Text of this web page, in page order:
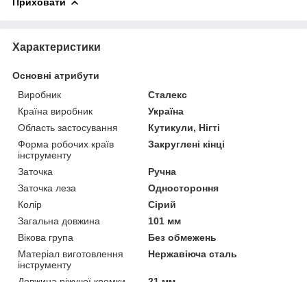
Характеристики
Основні атрибути
Виробник
Сталекс
Країна виробник
Україна
Область застосування
Кутикули, Нігті
Форма робочих країв
інструменту
Закруглені кінці
Заточка
Ручна
Заточка леза
Одностороння
Колір
Сірий
Загальна довжина
101 мм
Вікова група
Без обмежень
Матеріал виготовлення
інструменту
Нержавіюча сталь